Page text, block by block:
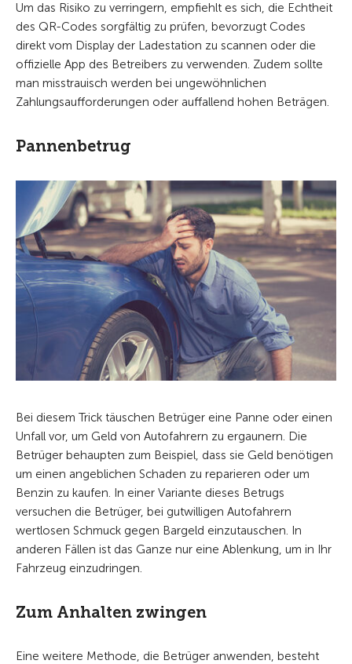
Um das Risiko zu verringern, empfiehlt es sich, die Echtheit
des QR-Codes sorgfältig zu prüfen, bevorzugt Codes
direkt vom Display der Ladestation zu scannen oder die
offizielle App des Betreibers zu verwenden. Zudem sollte
man misstrauisch werden bei ungewöhnlichen
Zahlungsaufforderungen oder auffallend hohen Beträgen.
Pannenbetrug
Bei diesem Trick täuschen Betrüger eine Panne oder einen
Unfall vor, um Geld von Autofahrern zu ergaunern. Die
Betrüger behaupten zum Beispiel, dass sie Geld benötigen
um einen angeblichen Schaden zu reparieren oder um
Benzin zu kaufen. In einer Variante dieses Betrugs
versuchen die Betrüger, bei gutwilligen Autofahrern
wertlosen Schmuck gegen Bargeld einzutauschen. In
anderen Fällen ist das Ganze nur eine Ablenkung, um in Ihr
Fahrzeug einzudringen.
Zum Anhalten zwingen
Eine weitere Methode, die Betrüger anwenden, besteht